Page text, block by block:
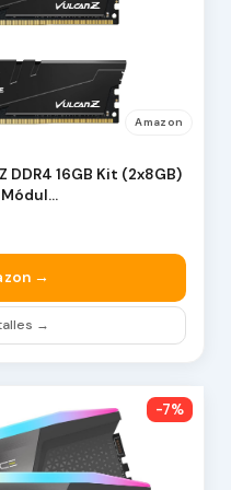
Amazon
DDR4 16GB Kit (2x8GB)
→
→
-7%